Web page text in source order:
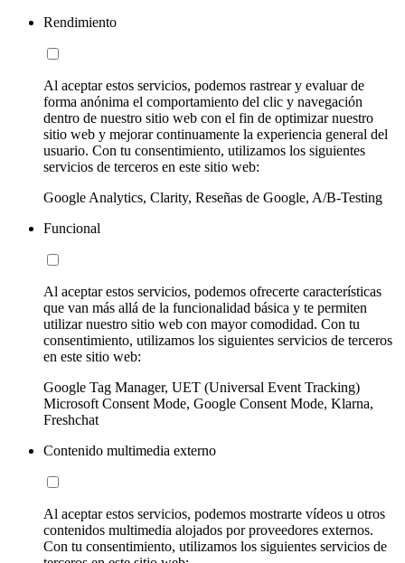
Rendimiento
Al aceptar estos servicios, podemos rastrear y evaluar de
forma anónima el comportamiento del clic y navegación
dentro de nuestro sitio web con el fin de optimizar nuestro
sitio web y mejorar continuamente la experiencia general del
usuario. Con tu consentimiento, utilizamos los siguientes
servicios de terceros en este sitio web:
Google Analytics, Clarity, Reseñas de Google, A/B-Testing
Funcional
Al aceptar estos servicios, podemos ofrecerte características
que van más allá de la funcionalidad básica y te permiten
utilizar nuestro sitio web con mayor comodidad. Con tu
consentimiento, utilizamos los siguientes servicios de terceros
en este sitio web:
Google Tag Manager, UET (Universal Event Tracking)
Microsoft Consent Mode, Google Consent Mode, Klarna,
Freshchat
Contenido multimedia externo
Al aceptar estos servicios, podemos mostrarte vídeos u otros
contenidos multimedia alojados por proveedores externos.
Con tu consentimiento, utilizamos los siguientes servicios de